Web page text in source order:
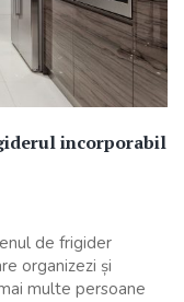
incorporabil
de frigider
organizezi și
multe persoane